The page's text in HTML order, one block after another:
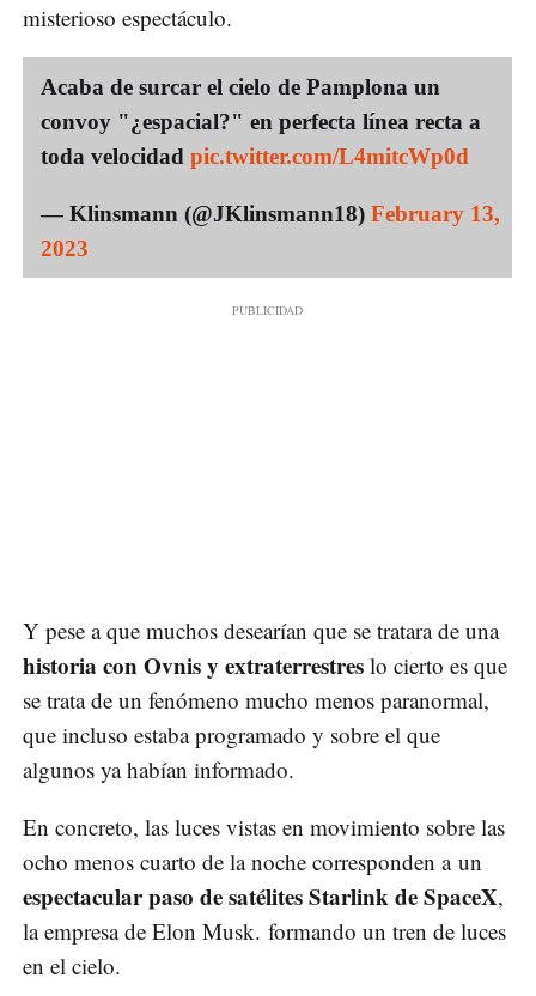
misterioso espectáculo.
Acaba de surcar el cielo de Pamplona un
convoy "¿espacial?" en perfecta línea recta a
toda velocidad pic.twitter.com/L4mitcWp0d
— Klinsmann (@JKlinsmann18) February 13,
2023
Y pese a que muchos desearían que se tratara de una
historia con Ovnis y extraterrestres lo cierto es que
se trata de un fenómeno mucho menos paranormal,
que incluso estaba programado y sobre el que
algunos ya habían informado.
En concreto, las luces vistas en movimiento sobre las
ocho menos cuarto de la noche corresponden a un
espectacular paso de satélites Starlink de SpaceX,
la empresa de Elon Musk. formando un tren de luces
en el cielo.